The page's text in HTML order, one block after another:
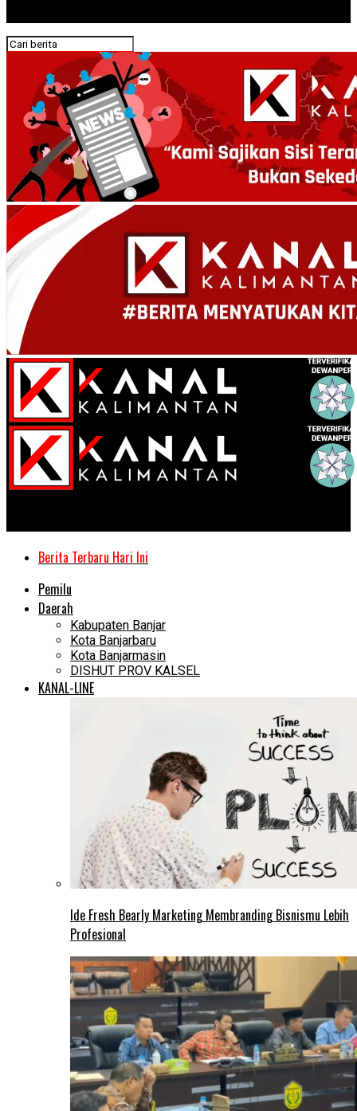
Berita Terbaru Hari Ini
Pemilu
Daerah
Kabupaten Banjar
Kota Banjarbaru
Kota Banjarmasin
DISHUT PROV KALSEL
KANAL-LINE
Ide Fresh Bearly Marketing Membranding Bisnismu Lebih
Profesional